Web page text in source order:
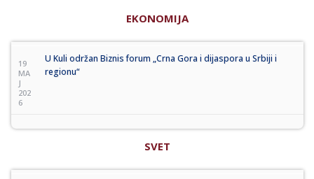
EKONOMIJA
19
MA
J
202
6
U Kuli održan Biznis forum „Crna Gora i dijaspora u Srbiji i
regionu“
SVET